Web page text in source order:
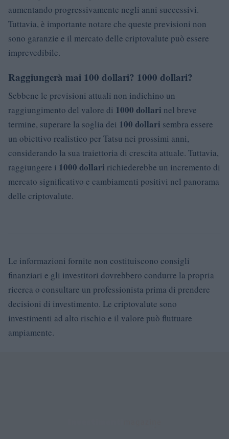
aumentando progressivamente negli anni successivi.
Tuttavia, è importante notare che queste previsioni non
sono garanzie e il mercato delle criptovalute può essere
imprevedibile.
Raggiungerà mai 100 dollari? 1000 dollari?
Sebbene le previsioni attuali non indichino un
raggiungimento del valore di 1000 dollari nel breve
termine, superare la soglia dei 100 dollari sembra essere
un obiettivo realistico per Tatsu nei prossimi anni,
considerando la sua traiettoria di crescita attuale. Tuttavia,
raggiungere i 1000 dollari richiederebbe un incremento di
mercato significativo e cambiamenti positivi nel panorama
delle criptovalute.
Le informazioni fornite non costituiscono consigli
finanziari e gli investitori dovrebbero condurre la propria
ricerca o consultare un professionista prima di prendere
decisioni di investimento. Le criptovalute sono
investimenti ad alto rischio e il valore può fluttuare
ampiamente.